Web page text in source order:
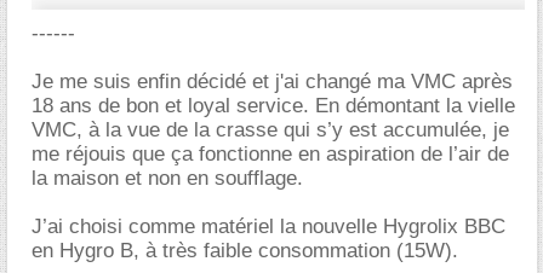
------
Je me suis enfin décidé et j'ai changé ma VMC après
18 ans de bon et loyal service. En démontant la vielle
VMC, à la vue de la crasse qui s’y est accumulée, je
me réjouis que ça fonctionne en aspiration de l’air de
la maison et non en soufflage.
J’ai choisi comme matériel la nouvelle Hygrolix BBC
en Hygro B, à très faible consommation (15W).